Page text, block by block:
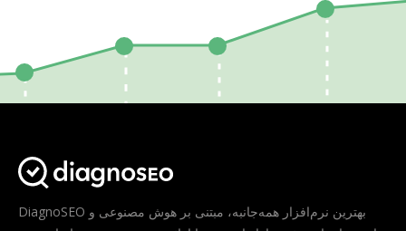
DiagnoSEO بهترین نرم‌افزار همه‌جانبه، مبتنی بر هوش مصنوعی و